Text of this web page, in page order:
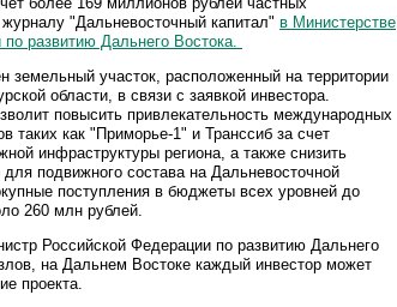
"Дальневосточный капитал" в Министерстве
развитию Дальнего Востока.
земельный участок, расположенный на территории
области, в связи с заявкой инвестора.
повысить привлекательность международных
таких как "Приморье-1" и Транссиб за счет
инфраструктуры региона, а также снизить
подвижного состава на Дальневосточной
поступления в бюджеты всех уровней до
260 млн рублей.
Российской Федерации по развитию Дальнего
на Дальнем Востоке каждый инвестор может
проекта.